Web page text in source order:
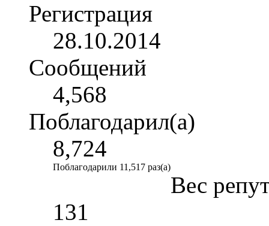
Регистрация
28.10.2014
Сообщений
4,568
Поблагодарил(а)
8,724
Поблагодарили 11,517 раз(а)
Вес
131